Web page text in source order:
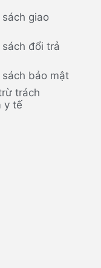
sách giao
sách đổi trả
sách bảo mật
trách
y tế